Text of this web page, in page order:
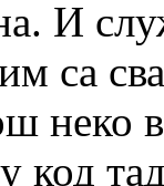
И
са
неко
код